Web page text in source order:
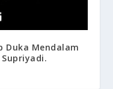
Duka Mendalam